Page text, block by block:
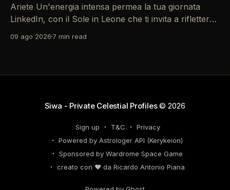
Ariete Un'energia intensa permea la tua giornata
LinkedIn, con il Sole in Leone che ti invita a riflettere
dalla Luna in Gemelli, possono generare interazioni
09 ago 2026 7 min read
Siwa - Private Celestial Profiles© 2026
Sign up T&C
Privacy
Powered by Astrologer API (Kerykeion)
Sponsored by Wardrome Space Game
creato con ❤️ da Ricardo Antonio Piana